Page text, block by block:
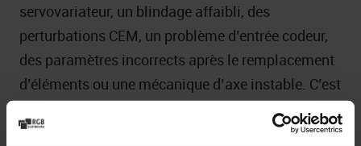
servovariateur, un blindage affaibli, des
perturbations CEM, un problème d’entrée codeur,
des paramètres incorrects après le remplacement
d’éléments ou une mécanique d’axe instable. C’est
doit couvrir toute la chaîne de retour.